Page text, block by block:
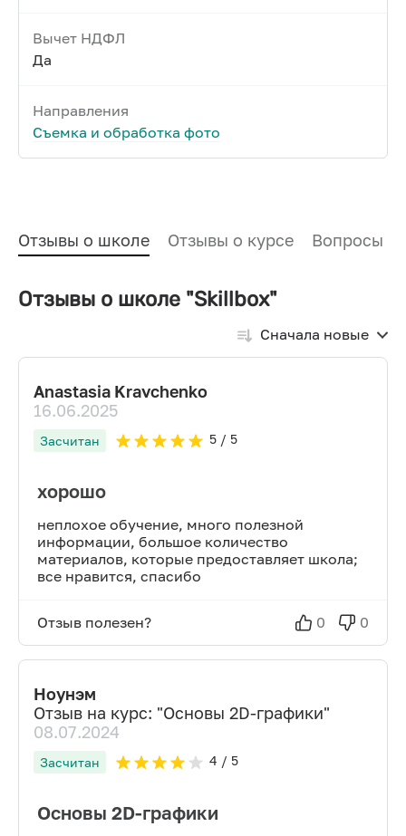
Вычет НДФЛ
Да
Направления
Съемка и обработка фото
Отзывы о школе Отзывы о курсе Вопросы и
Отзывы о школе "Skillbox"
Сначала новые
Anastasia Kravchenko
16.06.2025
Засчитан 5/ 5
хорошо
неплохое обучение, много полезной
информации, большое количество
материалов, которые предоставляет школа;
все нравится, спасибо
Отзыв полезен? 0 0
Ноунэм
Отзыв на курс: "Основы 2D-графики"
08.07.2024
Засчитан 4 / 5
Основы 2D-графики